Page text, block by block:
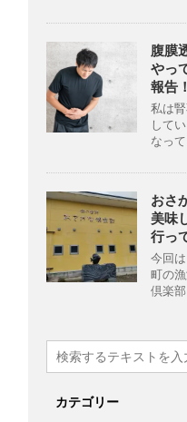
腹膜
やっ
報告！
私は
して
なっ
おさ
美味
行っ
今回
町の
倶楽
カテゴリー